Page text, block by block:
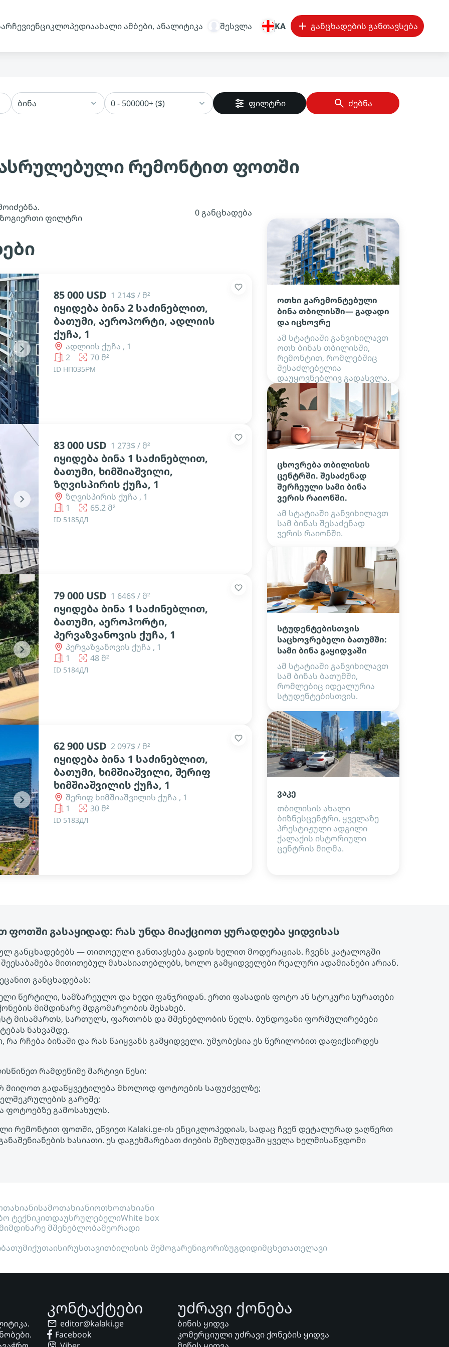
ენციკლოპედიაახალი ამბები, ანალიტიკა შესვლა KA განცხადების განთავსება
ბინა 0 - 500000+ ($) ფილტრი ძებნა
რემონტით ფოთში
ფილტრი
0 განცხადება
chevron_right
85 000 USD 1 214$ / მ²
იყიდება ბინა 2 საძინებლით,
ბათუმი, აეროპორტი, ადლიის
ქუჩა, 1
ადლიის ქუჩა , 1
2
70 მ²
ID НП035РМ
chevron_right
83 000 USD 1 273$ / მ²
იყიდება ბინა 1 საძინებლით,
ბათუმი, ხიმშიაშვილი,
ზღვისპირის ქუჩა, 1
ზღვისპირის ქუჩა , 1
1
65.2 მ²
ID 5185ДЛ
chevron_right
79 000 USD 1 646$ / მ²
იყიდება ბინა 1 საძინებლით,
ბათუმი, აეროპორტი,
პერვაზვანოვის ქუჩა, 1
პერვაზვანოვის ქუჩა , 1
1
48 მ²
ID 5184ДЛ
chevron_right
62 900 USD 2 097$ / მ²
იყიდება ბინა 1 საძინებლით,
ბათუმი, ხიმშიაშვილი, შერიფ
ხიმშიაშვილის ქუჩა, 1
შერიფ ხიმშიაშვილის ქუჩა , 1
1
30 მ²
ID 5183ДЛ
ოთხი გარემონტებული
ბინა თბილისში— გადადი
და იცხოვრე
ამ სტატიაში განვიხილავთ
ოთხ ბინას თბილისში,
რემონტით, რომლებშიც
შესაძლებელია
დაუყოვნებლივ გადასვლა.
ცხოვრება თბილისის
ცენტრში. შესაძენად
შერჩეული სამი ბინა
ვერის რაიონში.
ამ სტატიაში განვიხილავთ
სამ ბინას შესაძენად
ვერის რაიონში.
სტუდენტებისთვის
საცხოვრებელი ბათუმში:
სამი ბინა გაყიდვაში
ამ სტატიაში განვიხილავთ
სამ ბინას ბათუმში,
რომლებიც იდეალურია
სტუდენტებისთვის.
ვაკე
თბილისის ახალი
ბიზნესცენტრი, ყველაზე
პრესტიჟული ადგილი
ქალაქის ისტორიული
ცენტრის მიღმა.
გასაყიდად: რას უნდა მიაქციოთ ყურადღება ყიდვისას
განცხადებებს — თითოეული განთავსება გადის ხელით მოდერაციას. ჩვენს კატალოგში
მითითებულ მახასიათებლებს, ხოლო გამყიდველები რეალური ადამიანები არიან.
განცხადებას:
წერტილი, სამზარეულო და ხედი ფანჯრიდან. ერთი ფასადის ფოტო ან სტოკური სურათები
მიმდინარე მდგომარეობის შესახებ.
მისამართს, სართულს, ფართობს და მშენებლობის წელს. ბუნდოვანი ფორმულირებები
ნახვამდე.
რა რჩება ბინაში და რას წაიყვანს გამყიდველი. უმჯობესია ეს წერილობით დაფიქსირდეს
რამდენიმე მარტივი წესი:
მიიღოთ გადაწყვეტილება მხოლოდ ფოტოების საფუძველზე;
გარეშე;
ფოტოებზე გამოსახულს.
რემონტით ფოთში, ეწვიეთ Kalaki.ge-ის ენციკლოპედიას, სადაც ჩვენ დეტალურად ვაღწერთ
ხასიათი. ეს დაგეხმარებათ ძიების შეზღუდვაში ყველა ხელმისაწვდომი
სამოთახიანიოთხოთახიანი
ტექნიკითდაუსრულებელიWhite box
მიმდინარე მშენებლობამეორადი
ბათუმიქუთაისირუსთავითბილისის შემოგარენიგორიზუგდიდიმცხეთათელავი
კონტაქტები
editor@kalaki.ge
Facebook
უძრავი ქონება
ბინის ყიდვა
კომერციული უძრავი ქონების ყიდვა